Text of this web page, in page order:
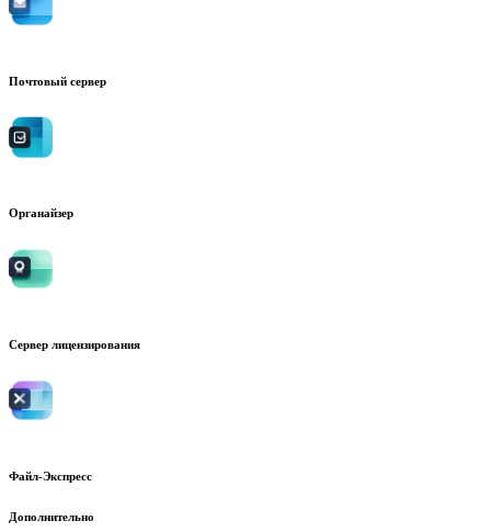
Почтовый сервер
Органайзер
Сервер лицензирования
Файл-Экспресс
Дополнительно